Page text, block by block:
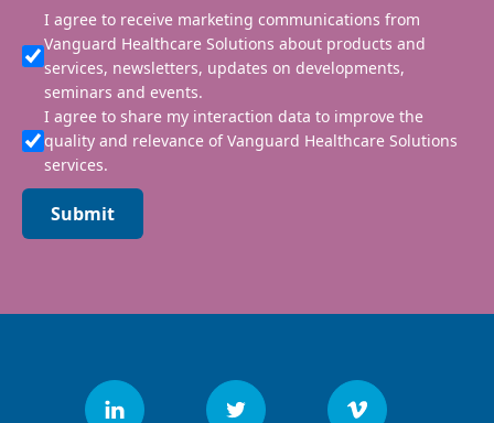
I agree to receive marketing communications from
Vanguard Healthcare Solutions about products and
services, newsletters, updates on developments,
seminars and events.
I agree to share my interaction data to improve the
quality and relevance of Vanguard Healthcare Solutions
services.
Submit